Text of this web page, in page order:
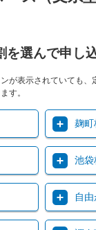
を選んで申し
ンが表示されていても
す。
麹町
池袋
自